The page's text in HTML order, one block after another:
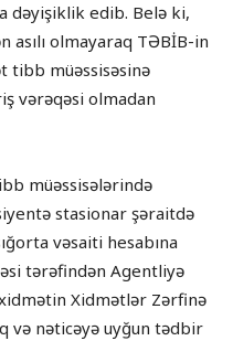
dəyişiklik edib. Belə ki,
asılı olmayaraq TƏBİB-in
tibb müəssisəsinə
vərəqəsi olmadan
müəssisələrində
stasionar şəraitdə
vəsaiti hesabına
tərəfindən Agentliyə
Xidmətlər Zərfinə
və nəticəyə uyğun tədbir